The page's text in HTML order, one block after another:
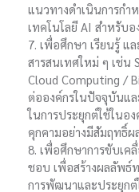
แนวทางดำเนินการกำ
เทคโนโลยี AI สำหรับ
7. เพื่อศึกษา เรียนรู้ แ
สารสนเทศใหม่ ๆ เช่น
Cloud Computing /
ต่อองค์กรในปัจจุบันแ
ในการประยุกต์ใช้ในอ
คุกคามอย่างมีสัมฤทธิ์ผ
8. เพื่อศึกษาการขับเค
ชอบ เพื่อสร้างผลลัพธ์
การพัฒนาและประยุก